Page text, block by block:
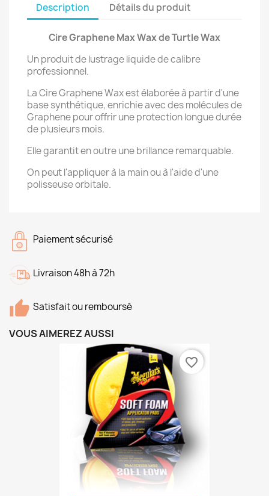
Description Détails du produit
Cire Graphene Max Wax de Turtle Wax
Un produit de lustrage liquide de calibre
professionnel.
La Cire Graphene Wax est élaborée à partir d'une
base synthétique, enrichie avec des molécules de
Graphene pour offrir une protection longue durée
de plusieurs mois.
Elle garantit en outre une brillance remarquable.
On peut l'appliquer à la main ou à l'aide d'une
polisseuse orbitale.
Paiement sécurisé
Livraison 48h à 72h
Satisfait ou remboursé
VOUS AIMEREZ AUSSI
favorite_border